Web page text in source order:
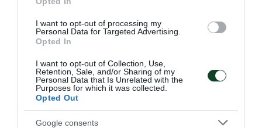
I want to opt-out of processing my
Personal Data for Targeted Advertising.
Opted In
I want to opt-out of Collection, Use,
Retention, Sale, and/or Sharing of my
Personal Data that Is Unrelated with the
Purposes for which it was collected.
Opted Out
Google consents
Οι θρυλικοί Φέρεντς Πούσκας και Αντώνης Αντωνιάδης
που οδήγησαν τον Panathinaikos στην κορυφαία στιγμή
Ελληνικού Συλλόγου στο εξωτερικό, έχουν ακόμα τα
ονόματα τους ανεξίτηλα στους πρώτους σκόρερ του
Κυπέλλου Πρωταθλητριών και μετέπειτα Τσάμπιονς Λιγκ.
08.08.2026 EΝ ΑΘΗΝΑΙΣ